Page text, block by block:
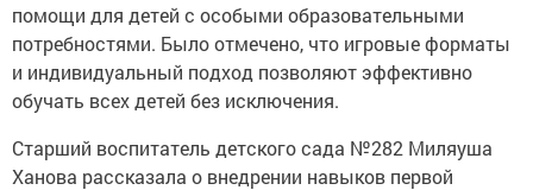
помощи для детей с особыми образовательными
потребностями. Было отмечено, что игровые форматы
и индивидуальный подход позволяют эффективно
обучать всех детей без исключения.
Старший воспитатель детского сада №282 Миляуша
Ханова рассказала о внедрении навыков первой